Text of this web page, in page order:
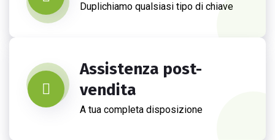
Duplichiamo qualsiasi tipo di chiave
Assistenza post-
vendita
A tua completa disposizione